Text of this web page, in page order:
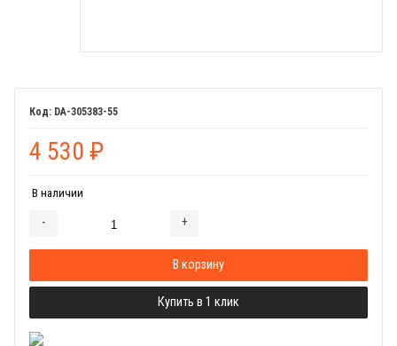
DA-305383-55
4 530 ₽
В наличии
- +
В корзину
Купить в 1 клик